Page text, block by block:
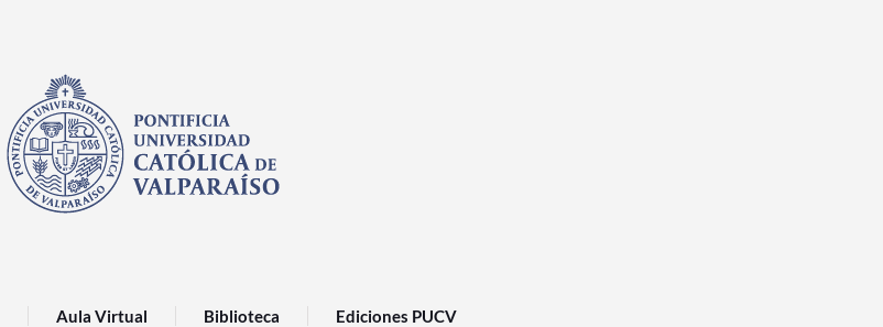
Aula Virtual Biblioteca Ediciones PUCV